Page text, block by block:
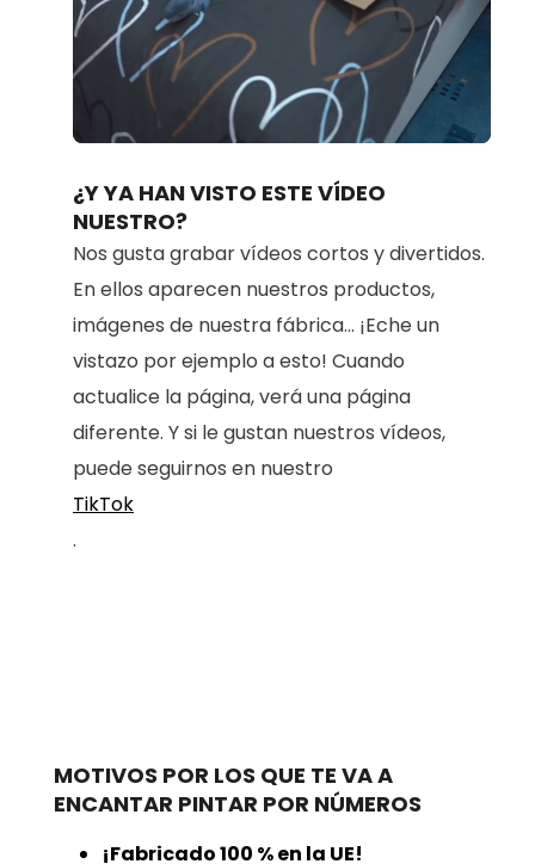
Unmute Loaded
80.91%
¿Y YA HAN VISTO ESTE VÍDEO
NUESTRO?
Nos gusta grabar vídeos cortos y divertidos.
En ellos aparecen nuestros productos,
imágenes de nuestra fábrica... ¡Eche un
vistazo por ejemplo a esto! Cuando
actualice la página, verá una página
diferente. Y si le gustan nuestros vídeos,
puede seguirnos en nuestro
TikTok
.
MOTIVOS POR LOS QUE TE VA A
ENCANTAR PINTAR POR NÚMEROS
¡Fabricado 100 % en la UE!